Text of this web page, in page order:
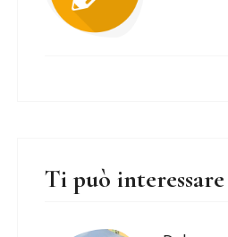
Ti può interessare